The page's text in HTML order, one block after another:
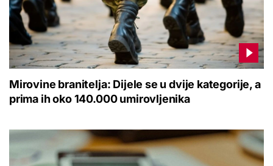
Mirovine branitelja: Dijele se u dvije kategorije, a
prima ih oko 140.000 umirovljenika